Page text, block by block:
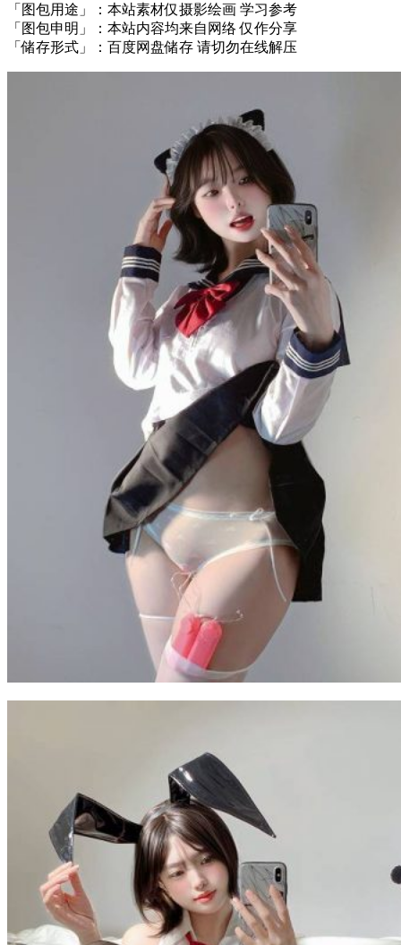
「图包用途」：本站素材仅摄影绘画 学习参考
「图包申明」：本站内容均来自网络 仅作分享
「储存形式」：百度网盘储存 请切勿在线解压